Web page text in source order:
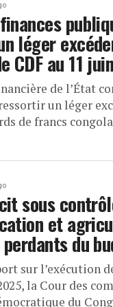
léger
CDF au 11
de l’État
un léger
de francs
sous
et
du
sur l’exécution
la Cour des
du